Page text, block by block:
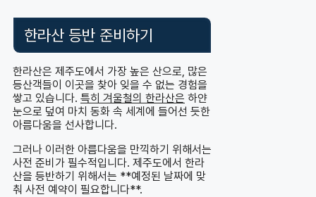
한라산 등반 준비하기
한라산은 제주도에서 가장 높은 산으로, 많은
등산객들이 이곳을 찾아 잊을 수 없는 경험을
쌓고 있습니다. 특히 겨울철의 한라산은 하얀
눈으로 덮여 마치 동화 속 세계에 들어선 듯한
아름다움을 선사합니다.
그러나 이러한 아름다움을 만끽하기 위해서는
사전 준비가 필수적입니다. 제주도에서 한라
산을 등반하기 위해서는 **예정된 날짜에 맞
춰 사전 예약이 필요합니다**.